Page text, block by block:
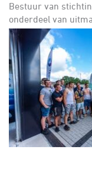
Bestuur van
onderdeel van